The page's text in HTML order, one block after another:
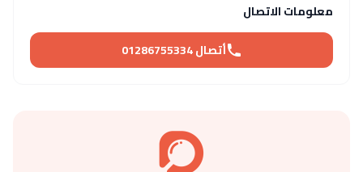
معلومات الاتصال
أتصال 01286755334